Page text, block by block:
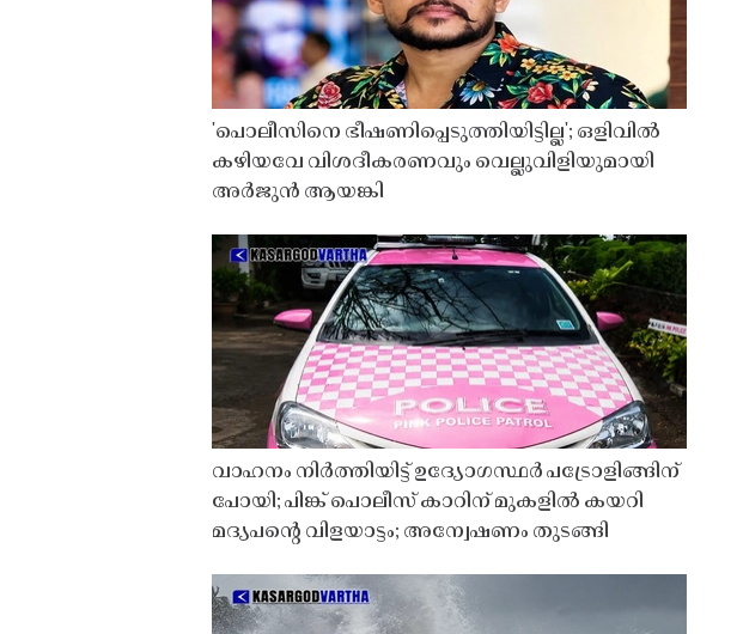
'പൊലീസിനെ ഭീഷണിപ്പെടുത്തിയിട്ടില്ല'; ഒളിവിൽ
കഴിയവേ വിശദീകരണവും വെല്ലുവിളിയുമായി
അർജുൻ ആയങ്കി
വാഹനം നിർത്തിയിട്ട് ഉദ്യോഗസ്ഥർ പട്രോളിങ്ങിന്
പോയി; പിങ്ക് പൊലീസ് കാറിന് മുകളിൽ കയറി
മദ്യപൻ്റെ വിളയാട്ടം; അന്വേഷണം തുടങ്ങി